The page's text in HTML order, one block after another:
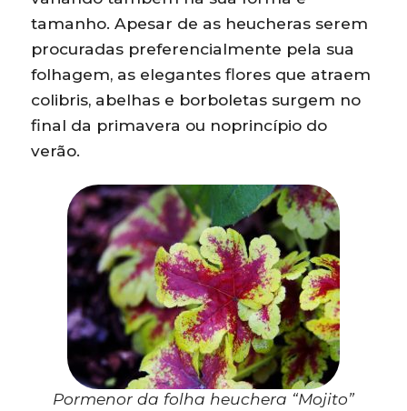
tamanho. Apesar de as heucheras serem
procuradas preferencialmente pela sua
folhagem, as elegantes flores que atraem
colibris, abelhas e borboletas surgem no
final da primavera ou noprincípio do
verão.
Pormenor da folha heuchera “Mojito”